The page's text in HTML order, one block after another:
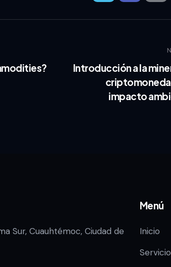
Introducción a la
impacto
Sur, Cuauhtémoc, Ciudad de
Menú
Inicio